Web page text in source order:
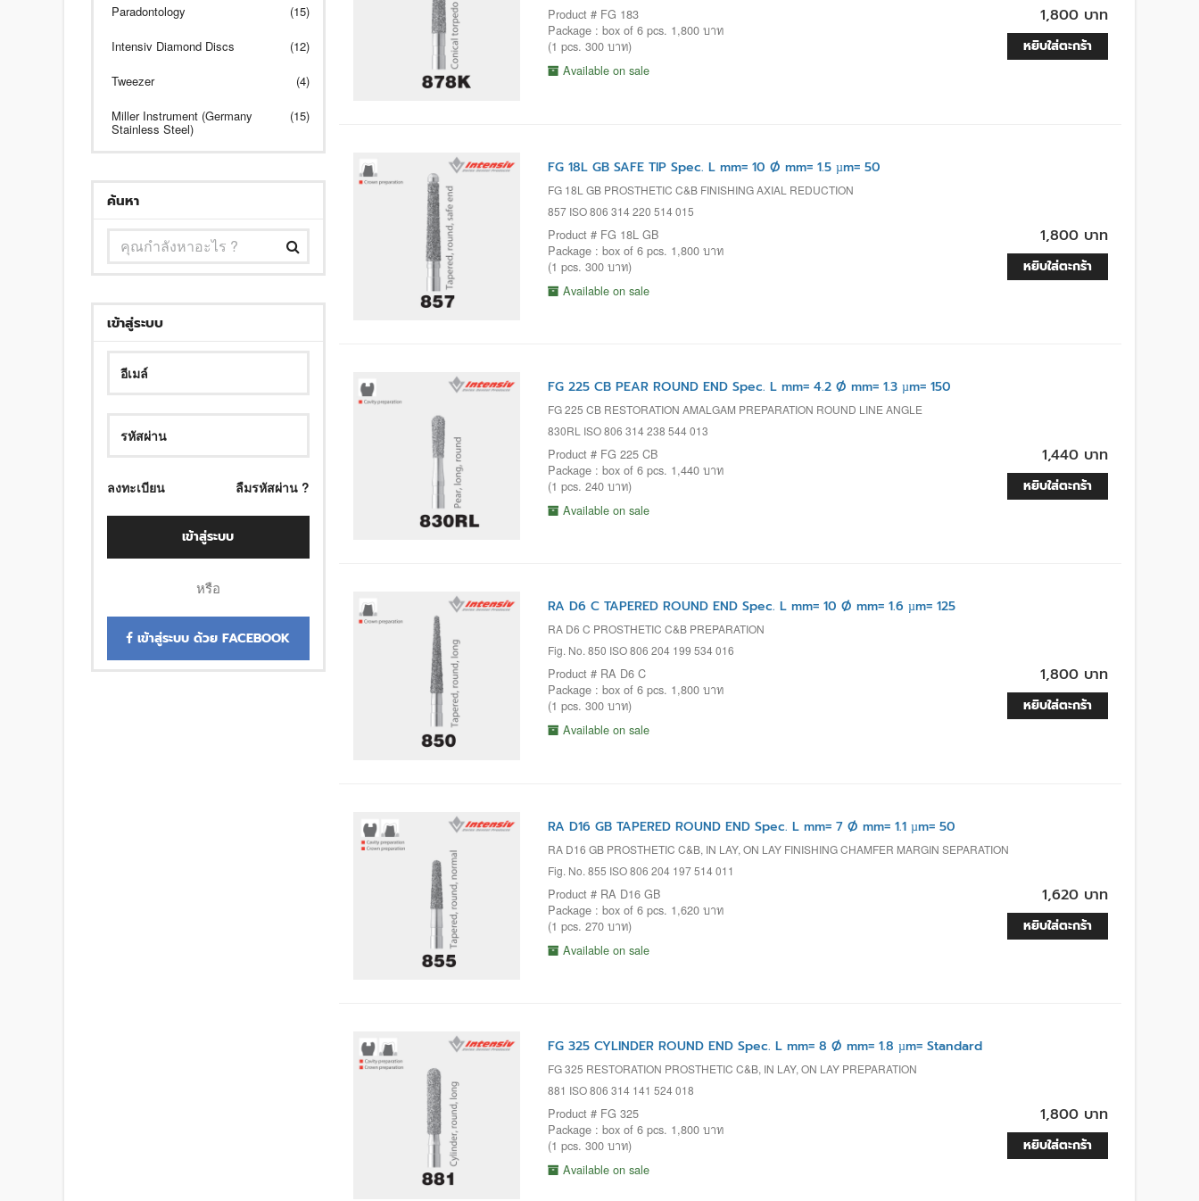
Paradontology (15)
Intensiv Diamond Discs (12)
Tweezer (4)
Miller Instrument (Germany
Stainless Steel)
(15)
ค้นหา
เข้าสู่ระบบ
ลงทะเบียน ลืมรหัสผ่าน ?
เข้าสู่ระบบ
หรือ
เข้าสู่ระบบ ด้วย FACEBOOK
Product # FG 183
Package : box of 6 pcs. 1,800 บาท
(1 pcs. 300 บาท)
Available on sale
1,800 บาท
หยิบใส่ตะกร้า
FG 18L GB SAFE TIP Spec. L mm= 10 Ø mm= 1.5 µm= 50
FG 18L GB PROSTHETIC C&B FINISHING AXIAL REDUCTION
857 ISO 806 314 220 514 015
Product # FG 18L GB
Package : box of 6 pcs. 1,800 บาท
(1 pcs. 300 บาท)
Available on sale
1,800 บาท
หยิบใส่ตะกร้า
FG 225 CB PEAR ROUND END Spec. L mm= 4.2 Ø mm= 1.3 µm= 150
FG 225 CB RESTORATION AMALGAM PREPARATION ROUND LINE ANGLE
830RL ISO 806 314 238 544 013
Product # FG 225 CB
Package : box of 6 pcs. 1,440 บาท
(1 pcs. 240 บาท)
Available on sale
1,440 บาท
หยิบใส่ตะกร้า
RA D6 C TAPERED ROUND END Spec. L mm= 10 Ø mm= 1.6 µm= 125
RA D6 C PROSTHETIC C&B PREPARATION
Fig. No. 850 ISO 806 204 199 534 016
Product # RA D6 C
Package : box of 6 pcs. 1,800 บาท
(1 pcs. 300 บาท)
Available on sale
1,800 บาท
หยิบใส่ตะกร้า
RA D16 GB TAPERED ROUND END Spec. L mm= 7 Ø mm= 1.1 µm= 50
RA D16 GB PROSTHETIC C&B, IN LAY, ON LAY FINISHING CHAMFER MARGIN SEPARATION
Fig. No. 855 ISO 806 204 197 514 011
Product # RA D16 GB
Package : box of 6 pcs. 1,620 บาท
(1 pcs. 270 บาท)
Available on sale
1,620 บาท
หยิบใส่ตะกร้า
FG 325 CYLINDER ROUND END Spec. L mm= 8 Ø mm= 1.8 µm= Standard
FG 325 RESTORATION PROSTHETIC C&B, IN LAY, ON LAY PREPARATION
881 ISO 806 314 141 524 018
Product # FG 325
Package : box of 6 pcs. 1,800 บาท
(1 pcs. 300 บาท)
Available on sale
1,800 บาท
หยิบใส่ตะกร้า